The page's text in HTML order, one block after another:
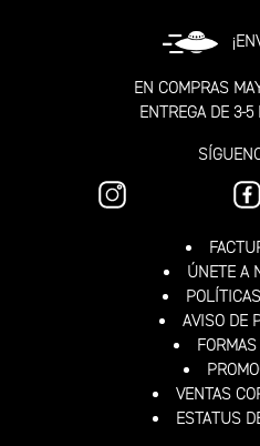
EN COMPRAS
ENTREGA DE 3-
ÚNETE A
AVISO DE
VENTAS
ESTATUS